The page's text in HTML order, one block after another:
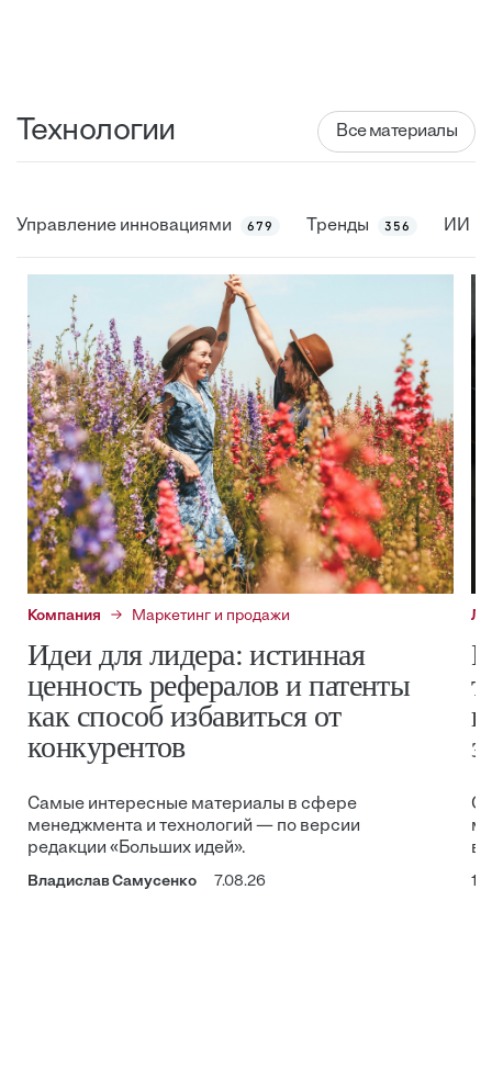
Технологии Все материалы
Управление инновациями 679 Тренды 356 ИИ
Компания Маркетинг и продажи
Идеи для лидера: истинная
ценность рефералов и патенты
как способ избавиться от
конкурентов
Самые интересные материалы в сфере
менеджмента и технологий — по версии
редакции «Больших идей».
Владислав Самусенко 7.08.26